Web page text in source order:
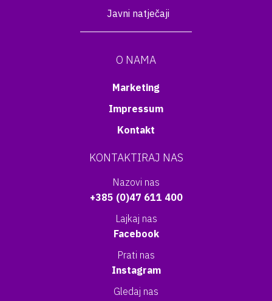
Javni natječaji
O NAMA
Marketing
Impressum
Kontakt
KONTAKTIRAJ NAS
Nazovi nas
+385 (0)47 611 400
Lajkaj nas
Facebook
Prati nas
Instagram
Gledaj nas